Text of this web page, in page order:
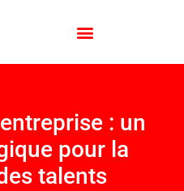
: un
pour la
talents